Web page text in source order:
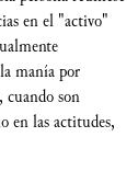
en el "activo"
manía por
cuando son
en las actitudes,